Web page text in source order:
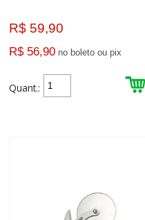
R$ 59,90
R$ 56,90 no boleto ou pix
Quant.: